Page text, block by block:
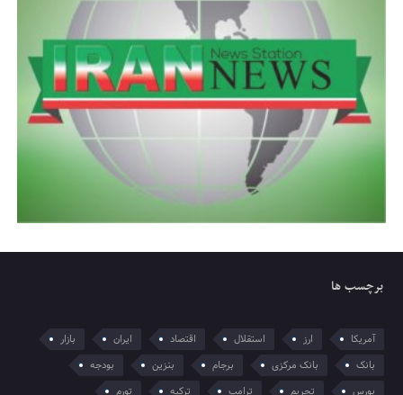
برچسب ها
آمریکا ارز استقلال اقتصاد ایران
بازار
بانک
بانک مرکزی برجام بنزین
بودجه
بورس
تحریم ترامپ ترکیه تورم